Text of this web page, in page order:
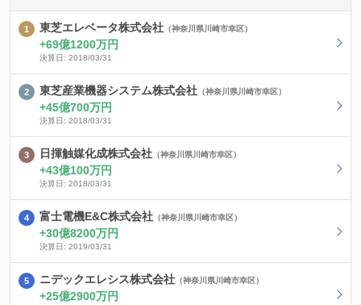
東芝エレベータ株式会社 （神奈川県川崎市幸区）
69億1200万円
決算日: 2018/03/31
東芝産業機器システム株式会社 （神奈川県川崎市幸区）
45億700万円
決算日: 2018/03/31
日揮触媒化成株式会社 （神奈川県川崎市幸区）
43億100万円
決算日: 2018/03/31
富士電機E&C株式会社 （神奈川県川崎市幸区）
30億8200万円
決算日: 2019/03/31
ニデックエレシス株式会社 （神奈川県川崎市幸区）
25億2900万円